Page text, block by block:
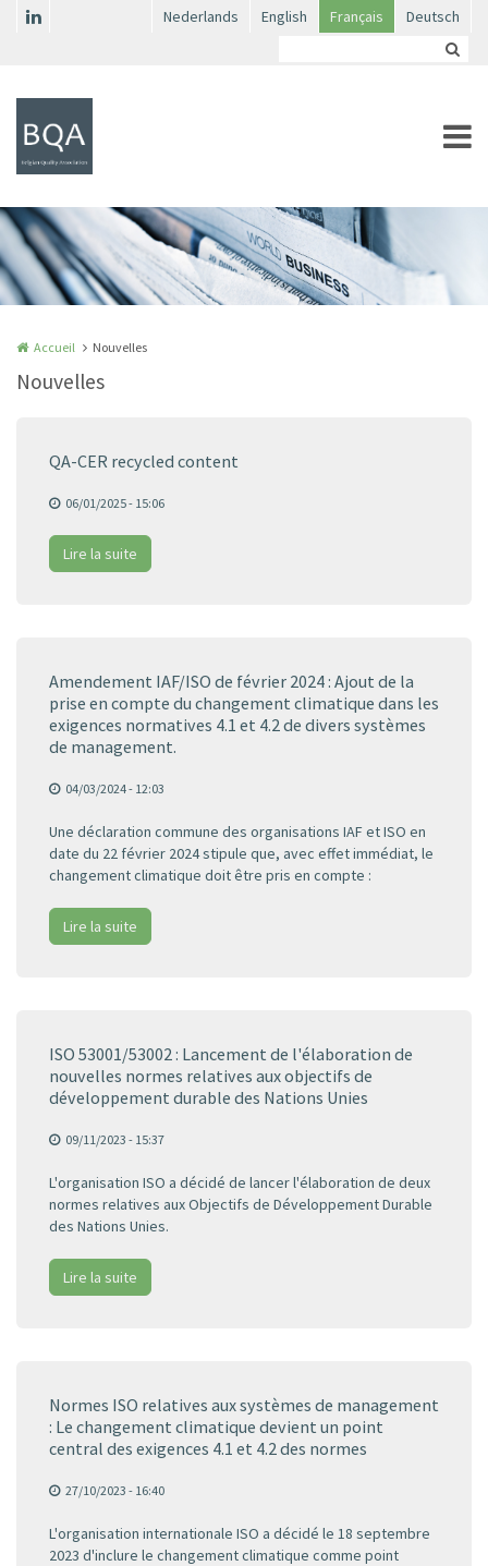
Aller au contenu principalNederlands English Français Deutsch
Accueil Nouvelles
Nouvelles
QA-CER recycled content
06/01/2025 - 15:06
Lire la suite
Amendement IAF/ISO de février 2024 : Ajout de la
prise en compte du changement climatique dans les
exigences normatives 4.1 et 4.2 de divers systèmes
de management.
04/03/2024 - 12:03
Une déclaration commune des organisations IAF et ISO en
date du 22 février 2024 stipule que, avec effet immédiat, le
changement climatique doit être pris en compte :
Lire la suite
ISO 53001/53002 : Lancement de l'élaboration de
nouvelles normes relatives aux objectifs de
développement durable des Nations Unies
09/11/2023 - 15:37
L'organisation ISO a décidé de lancer l'élaboration de deux
normes relatives aux Objectifs de Développement Durable
des Nations Unies.
Lire la suite
Normes ISO relatives aux systèmes de management
: Le changement climatique devient un point
central des exigences 4.1 et 4.2 des normes
27/10/2023 - 16:40
L'organisation internationale ISO a décidé le 18 septembre
2023 d'inclure le changement climatique comme point